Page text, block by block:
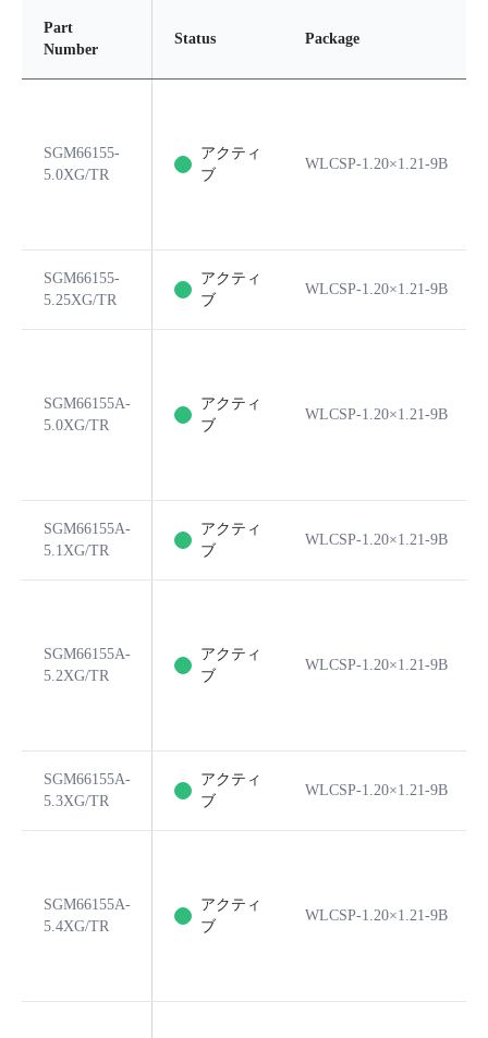
Part
Number
Status Package
SGM66155-
5.0XG/TR
アクティ
ブ
WLCSP-1.20×1.21-9B
SGM66155-
5.25XG/TR
アクティ
ブ
WLCSP-1.20×1.21-9B
SGM66155A-
5.0XG/TR
アクティ
ブ
WLCSP-1.20×1.21-9B
SGM66155A-
5.1XG/TR
アクティ
ブ
WLCSP-1.20×1.21-9B
SGM66155A-
5.2XG/TR
アクティ
ブ
WLCSP-1.20×1.21-9B
SGM66155A-
5.3XG/TR
アクティ
ブ
WLCSP-1.20×1.21-9B
SGM66155A-
5.4XG/TR
アクティ
ブ
WLCSP-1.20×1.21-9B